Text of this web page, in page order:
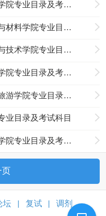
2017年黑龙江大学生命科学学院专业目录及考试科目
2017年黑龙江大学化学化工与材料学院专业目录及考试科目
2017年黑龙江大学物理科学与技术学院专业目录及考试科目
2017年黑龙江大学数学科学学院专业目录及考试科目
2017年黑龙江大学历史文化旅游学院专业目录及考试科目
业目录及考试科目
2017年黑龙江大学新闻传播学院专业目录及考试科目
坛 复试 调剂